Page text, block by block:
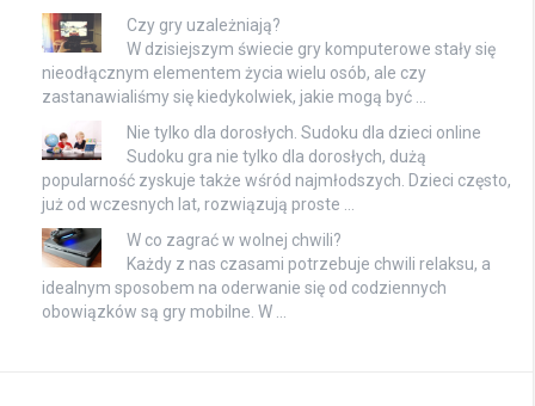
Czy gry uzależniają?
W dzisiejszym świecie gry komputerowe stały się
nieodłącznym elementem życia wielu osób, ale czy
zastanawialiśmy się kiedykolwiek, jakie mogą być …
Nie tylko dla dorosłych. Sudoku dla dzieci online
Sudoku gra nie tylko dla dorosłych, dużą
popularność zyskuje także wśród najmłodszych. Dzieci często,
już od wczesnych lat, rozwiązują proste …
W co zagrać w wolnej chwili?
Każdy z nas czasami potrzebuje chwili relaksu, a
idealnym sposobem na oderwanie się od codziennych
obowiązków są gry mobilne. W …